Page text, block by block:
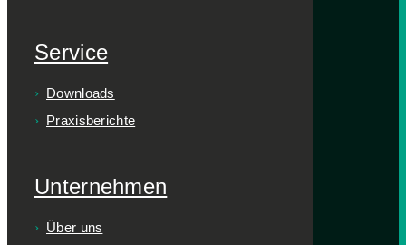
Service
Downloads
Praxisberichte
Unternehmen
Über uns